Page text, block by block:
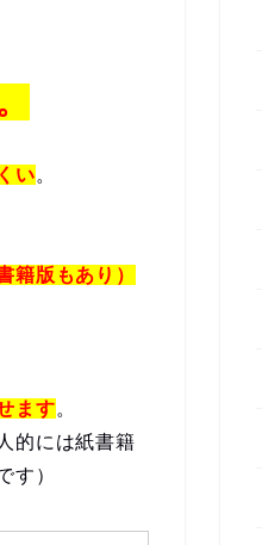
い。
籍版もあり）
ます。
的には紙書籍
す）